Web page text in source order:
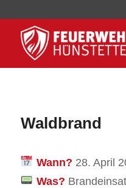
Waldbrand
Wann? 28. April
Was?